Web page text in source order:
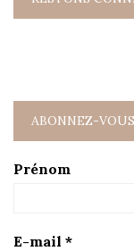
ABONNEZ-
Prénom
E-mail *